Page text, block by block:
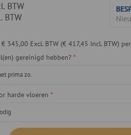
BTW
BTW
€ 345,00 Excl. BTW (€ 417,45 Incl. BTW)
gereinigd hebben?
harde vloeren